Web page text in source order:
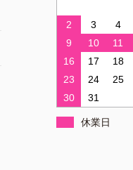
2
3 4
9
10 11
16
17 18
23
24 25
30
31
休業日